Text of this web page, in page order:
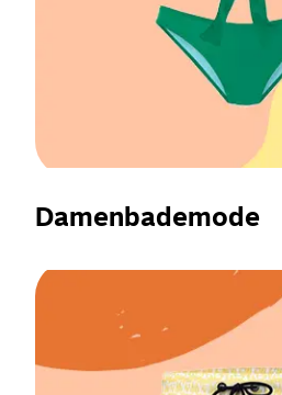
Damenbademode